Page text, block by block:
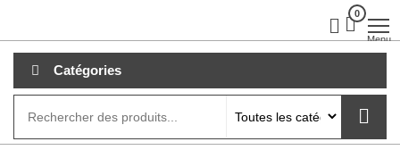
au
contenu
0
Menu
Catégories